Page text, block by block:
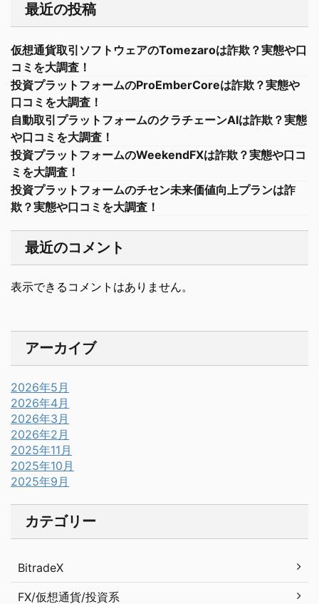
最近の投稿
仮想通貨取引ソフトウェアのTomezaroは詐欺？実態や口
コミを大調査！
投資プラットフォームのProEmberCoreは詐欺？実態や
口コミを大調査！
自動取引プラットフォームのクラチェーンAIは詐欺？実態
や口コミを大調査！
投資プラットフォームのWeekendFXは詐欺？実態や口コ
ミを大調査！
投資プラットフォームのチセン未来価値向上プランは詐
欺？実態や口コミを大調査！
最近のコメント
表示できるコメントはありません。
アーカイブ
2026年5月
2026年4月
2026年3月
2026年2月
2025年11月
2025年10月
2025年9月
カテゴリー
BitradeX
FX/仮想通貨/投資系